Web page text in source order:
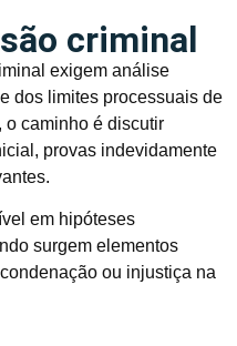
criminal
exigem análise
dos limites processuais de
o caminho é discutir
provas indevidamente
em hipóteses
surgem elementos
ou injustiça na